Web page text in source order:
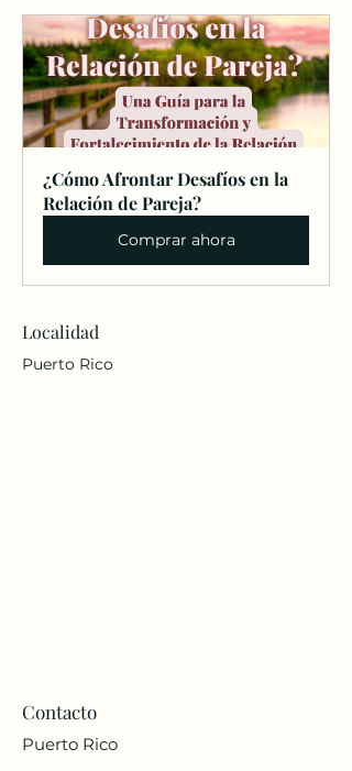
¿Cómo Afrontar Desafíos en la
Relación de Pareja?
Comprar ahora
Localidad
Puerto Rico
Contacto
Puerto Rico